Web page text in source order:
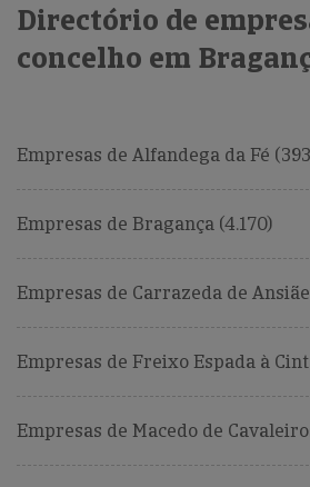
Directório de
concelho em
Empresas de Alfandega da Fé
Empresas de Bragança (4.170)
Empresas de Carrazeda de
Empresas de Freixo Espada à
Empresas de Macedo de